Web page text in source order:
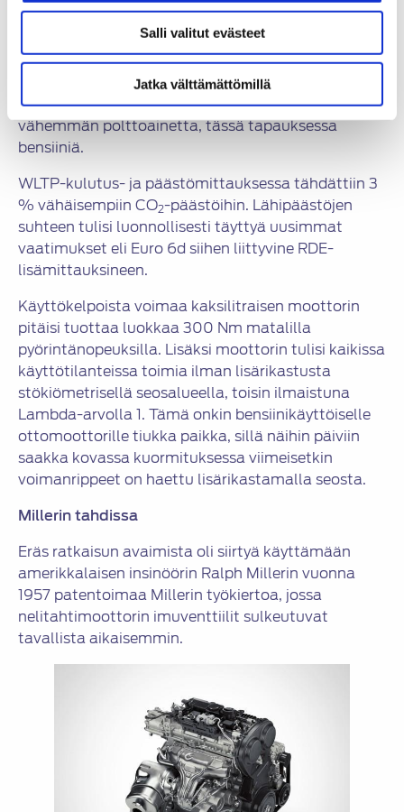
Salli valitut evästeet
Jatka välttämättömillä
saadaan pysymään järkevällä tasolla
hyödyntämällä tuotantokoneiston synergiaedut
täysimääräisinä.
Uuden moottoriversion haluttiin kuluttavan
vähemmän polttoainetta, tässä tapauksessa
bensiiniä.
WLTP-kulutus- ja päästömittauksessa tähdättiin 3
% vähäisempiin CO2-päästöihin. Lähipäästöjen
suhteen tulisi luonnollisesti täyttyä uusimmat
vaatimukset eli Euro 6d siihen liittyvine RDE-
lisämittauksineen.
Käyttökelpoista voimaa kaksilitraisen moottorin
pitäisi tuottaa luokkaa 300 Nm matalilla
pyörintänopeuksilla. Lisäksi moottorin tulisi kaikissa
käyttötilanteissa toimia ilman lisärikastusta
stökiömetrisellä seosalueella, toisin ilmaistuna
Lambda-arvolla 1. Tämä onkin bensiinikäyttöiselle
ottomoottorille tiukka paikka, sillä näihin päiviin
saakka kovassa kuormituksessa viimeisetkin
voimanrippeet on haettu lisärikastamalla seosta.
Millerin tahdissa
Eräs ratkaisun avaimista oli siirtyä käyttämään
amerikkalaisen insinöörin Ralph Millerin vuonna
1957 patentoimaa Millerin työkiertoa, jossa
nelitahtimoottorin imuventtiilit sulkeutuvat
tavallista aikaisemmin.